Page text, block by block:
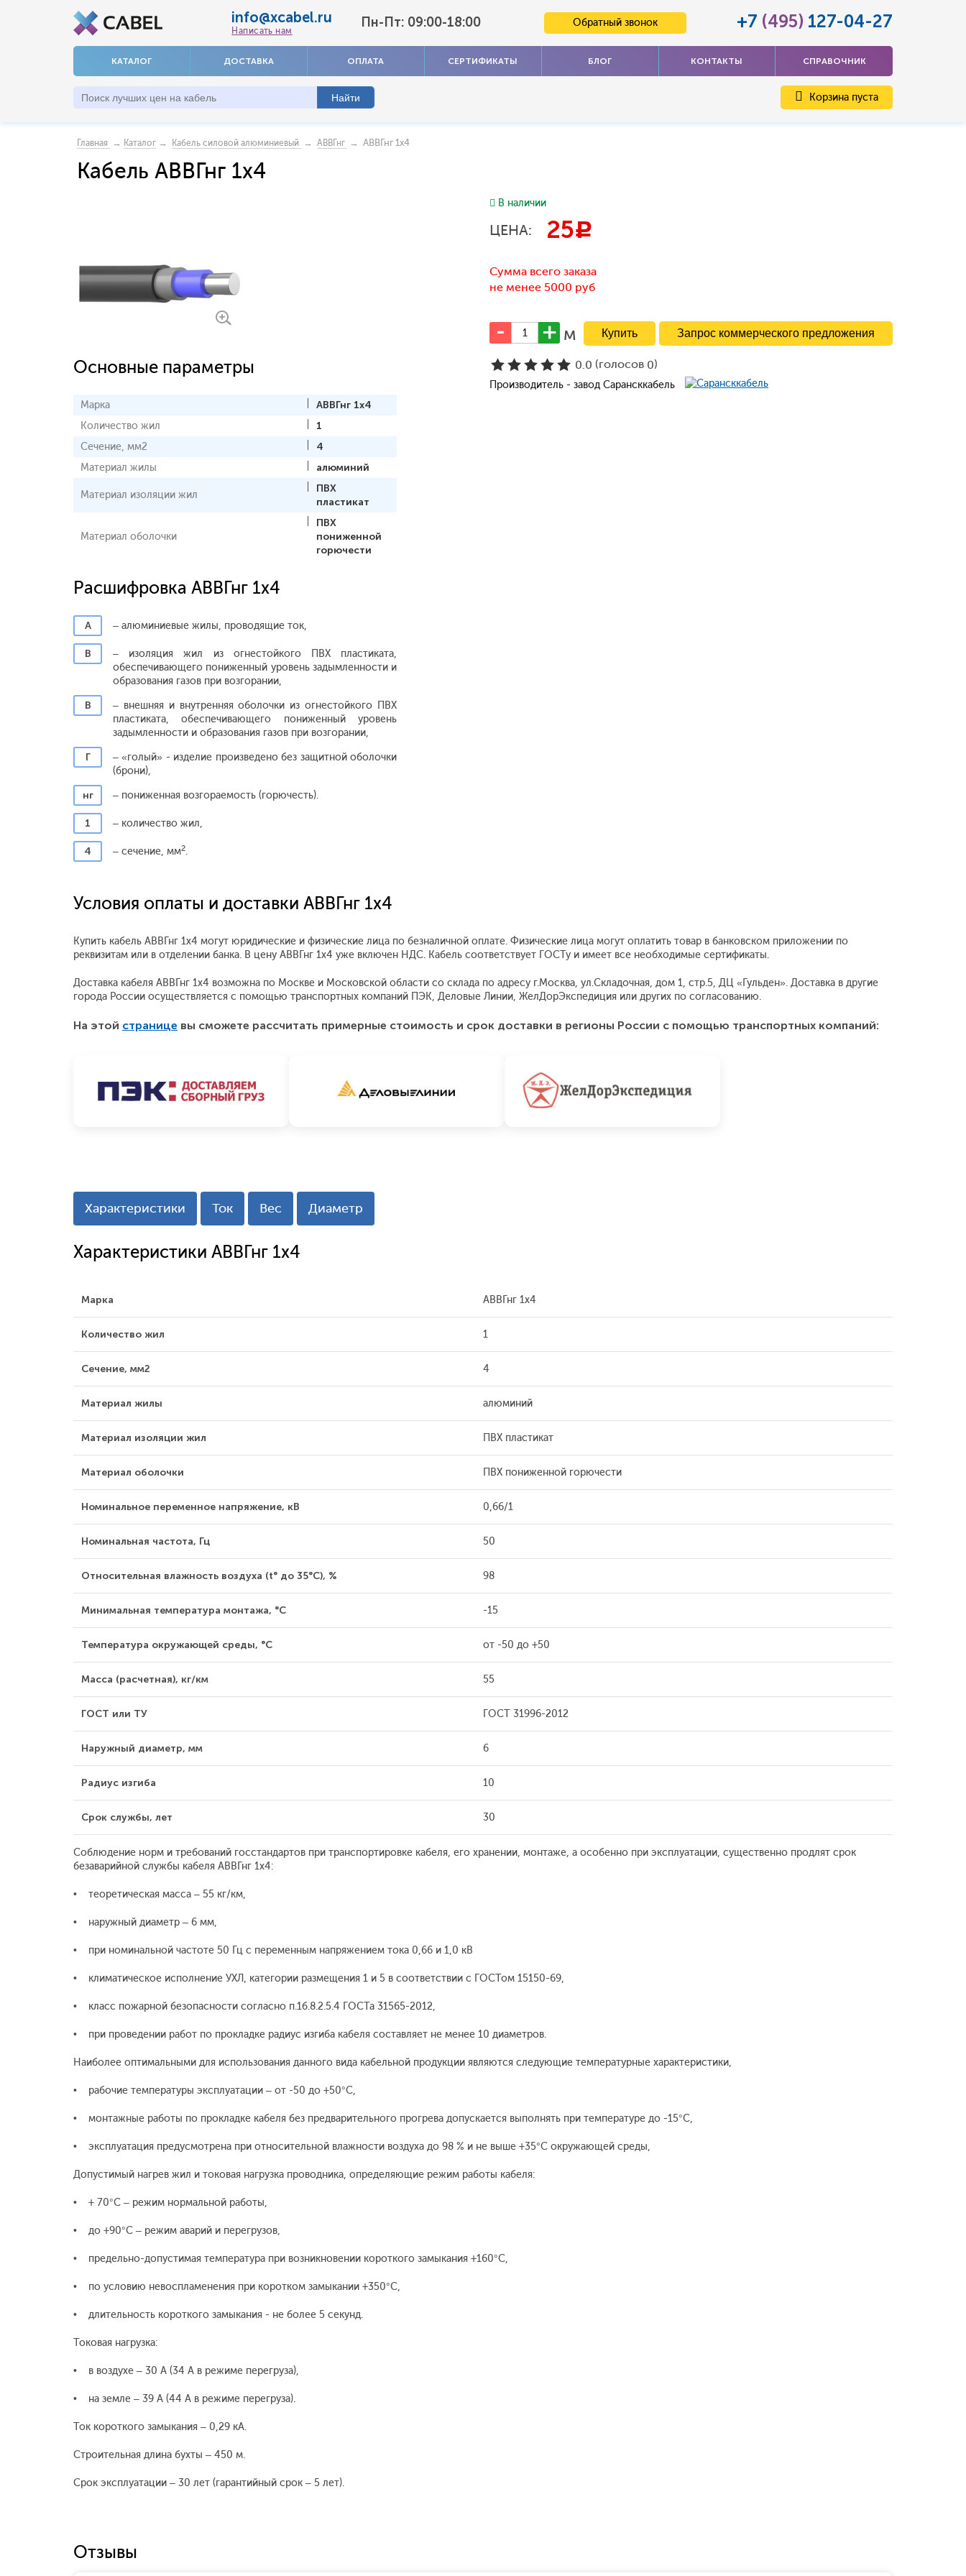
info@xcabel.ru
Написать нам
Пн-Пт: 09:00-18:00 Обратный звонок +7 (495) 127-04-27
КАТАЛОГ ДОСТАВКА ОПЛАТА СЕРТИФИКАТЫ БЛОГ КОНТАКТЫ СПРАВОЧНИК
Корзина пуста
Главная → Каталог → Кабель силовой алюминиевый → АВВГнг → АВВГнг 1x4
Кабель АВВГнг 1x4
Основные параметры
Марка
АВВГнг 1x4
Количество жил
1
Сечение, мм2
4
Материал жилы
алюминий
Материал изоляции жил
ПВХ
пластикат
Материал оболочки
ПВХ
пониженной
горючести
Расшифровка АВВГнг 1x4
А – алюминиевые жилы, проводящие ток,
В
– изоляция жил из огнестойкого ПВХ пластиката,
обеспечивающего пониженный уровень задымленности и
образования газов при возгорании,
В
– внешняя и внутренняя оболочки из огнестойкого ПВХ
пластиката, обеспечивающего пониженный уровень
задымленности и образования газов при возгорании,
Г
– «голый» - изделие произведено без защитной оболочки
(брони),
нг
– пониженная возгораемость (горючесть).
1 – количество жил,
4 – сечение, мм2.
В наличии
ЦЕНА: 25c
Сумма всего заказа
не менее 5000 руб
м Запрос коммерческого предложения
0.0 (голосов 0)
Производитель - завод Сарансккабель
Условия оплаты и доставки АВВГнг 1x4
Купить кабель АВВГнг 1x4 могут юридические и физические лица по безналичной оплате. Физические лица могут оплатить товар в банковском приложении по
реквизитам или в отделении банка. В цену АВВГнг 1x4 уже включен НДС. Кабель соответствует ГОСТу и имеет все необходимые сертификаты.
Доставка кабеля АВВГнг 1x4 возможна по Москве и Московской области со склада по адресу г.Москва, ул.Складочная, дом 1, стр.5, ДЦ «Гульден». Доставка в другие
города России осуществляется с помощью транспортных компаний ПЭК, Деловые Линии, ЖелДорЭкспедиция или других по согласованию.
На этой странице вы сможете рассчитать примерные стоимость и срок доставки в регионы России с помощью транспортных компаний:
Характеристики Ток Вес Диаметр
Характеристики АВВГнг 1x4
Марка АВВГнг 1x4
Количество жил 1
Сечение, мм2 4
Материал жилы алюминий
Материал изоляции жил ПВХ пластикат
Материал оболочки ПВХ пониженной горючести
Номинальное переменное напряжение, кВ 0,66/1
Номинальная частота, Гц 50
Относительная влажность воздуха (t° до 35°С), % 98
Минимальная температура монтажа, °С -15
Температура окружающей среды, °С от -50 до +50
Масса (расчетная), кг/км 55
ГОСТ или ТУ ГОСТ 31996-2012
Наружный диаметр, мм 6
Радиус изгиба 10
Срок службы, лет 30
Соблюдение норм и требований госстандартов при транспортировке кабеля, его хранении, монтаже, а особенно при эксплуатации, существенно продлят срок
безаварийной службы кабеля АВВГнг 1x4:
• теоретическая масса – 55 кг/км,
• наружный диаметр – 6 мм,
• при номинальной частоте 50 Гц с переменным напряжением тока 0,66 и 1,0 кВ
• климатическое исполнение УХЛ, категории размещения 1 и 5 в соответствии с ГОСТом 15150-69,
• класс пожарной безопасности согласно п.1б.8.2.5.4 ГОСТа 31565-2012,
• при проведении работ по прокладке радиус изгиба кабеля составляет не менее 10 диаметров.
Наиболее оптимальными для использования данного вида кабельной продукции являются следующие температурные характеристики,
• рабочие температуры эксплуатации – от -50 до +50°С,
• монтажные работы по прокладке кабеля без предварительного прогрева допускается выполнять при температуре до -15°С,
• эксплуатация предусмотрена при относительной влажности воздуха до 98 % и не выше +35°С окружающей среды,
Допустимый нагрев жил и токовая нагрузка проводника, определяющие режим работы кабеля:
• + 70°С – режим нормальной работы,
• до +90°С – режим аварий и перегрузов,
• предельно-допустимая температура при возникновении короткого замыкания +160°С,
• по условию невоспламенения при коротком замыкании +350°С,
• длительность короткого замыкания - не более 5 секунд.
Токовая нагрузка:
• в воздухе – 30 А (34 А в режиме перегруза),
• на земле – 39 А (44 А в режиме перегруза).
Ток короткого замыкания – 0,29 кА.
Строительная длина бухты – 450 м.
Срок эксплуатации – 30 лет (гарантийный срок – 5 лет).
Отзывы